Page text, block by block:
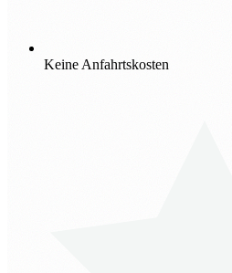
Keine Anfahrtskosten